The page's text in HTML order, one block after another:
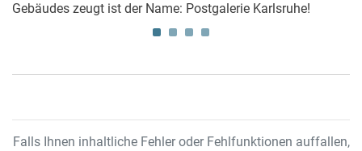
Gebäudes zeugt ist der Name: Postgalerie Karlsruhe!
Falls Ihnen inhaltliche Fehler oder Fehlfunktionen auffallen,